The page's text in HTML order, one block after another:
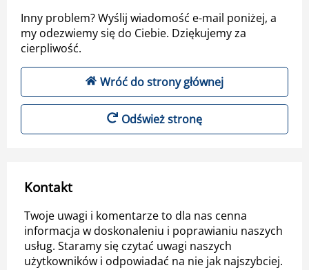
Inny problem? Wyślij wiadomość e-mail poniżej, a
my odezwiemy się do Ciebie. Dziękujemy za
cierpliwość.
Wróć do strony głównej
Odśwież stronę
Kontakt
Twoje uwagi i komentarze to dla nas cenna
informacja w doskonaleniu i poprawianiu naszych
usług. Staramy się czytać uwagi naszych
użytkowników i odpowiadać na nie jak najszybciej.